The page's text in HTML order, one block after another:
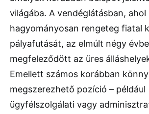
világába. A vendéglátásban, ahol
hagyományosan rengeteg fiatal
pályafutását, az elmúlt négy
megfeleződött az üres
Emellett számos korábban
megszerezhető pozíció – például
ügyfélszolgálati vagy